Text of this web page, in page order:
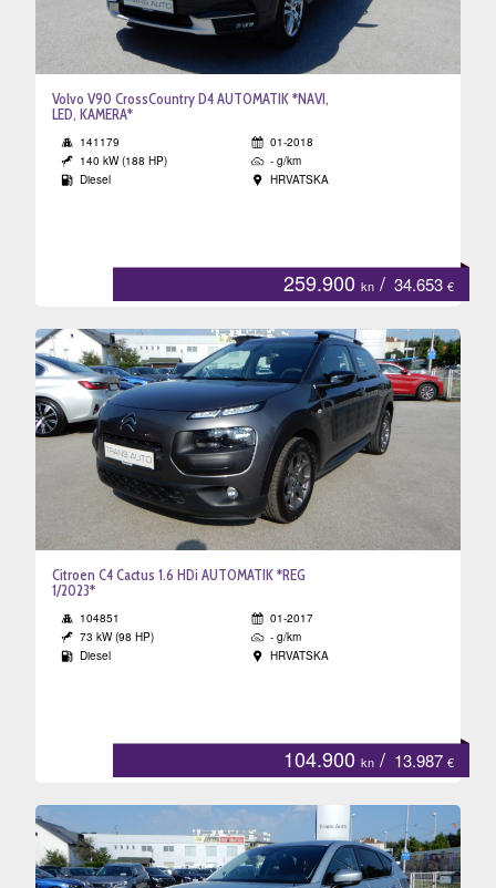
Volvo V90 CrossCountry D4 AUTOMATIK *NAVI,
LED, KAMERA*
141179
01-2018
140 kW (188 HP)
- g/km
Diesel
HRVATSKA
259.900 kn / 34.653 €
Citroen C4 Cactus 1.6 HDi AUTOMATIK *REG
1/2023*
104851
01-2017
73 kW (98 HP)
- g/km
Diesel
HRVATSKA
104.900 kn / 13.987 €